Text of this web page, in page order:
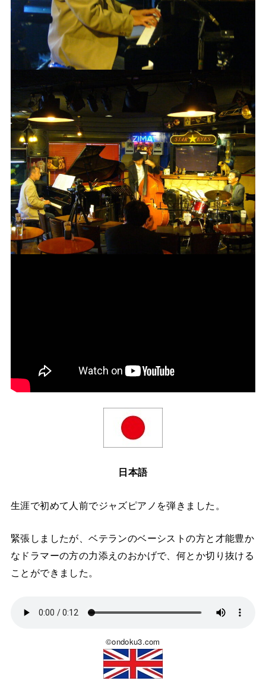
日本語
生涯で初めて人前でジャズピアノを弾きました。
緊張しましたが、ベテランのベーシストの方と才能豊か
なドラマーの方の力添えのおかげで、何とか切り抜ける
ことができました。
©ondoku3.com